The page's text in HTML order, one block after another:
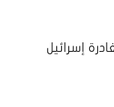
إسرائيل